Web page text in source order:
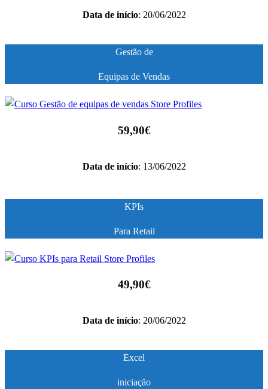
Data de início: 20/06/2022
Gestão de
Equipas de Vendas
59,90€
Data de início: 13/06/2022
KPIs
Para Retail
49,90€
Data de início: 20/06/2022
Excel
iniciação